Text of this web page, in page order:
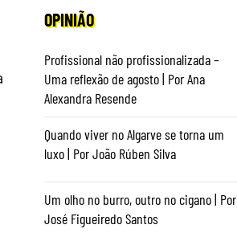
OPINIÃO
Profissional não profissionalizada –
Uma reflexão de agosto | Por Ana
Alexandra Resende
Quando viver no Algarve se torna um
luxo | Por João Rúben Silva
Um olho no burro, outro no cigano | Por
José Figueiredo Santos